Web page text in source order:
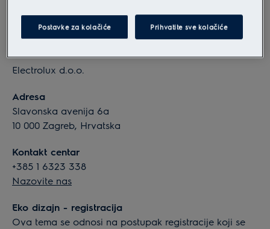
Electrolux d.o.o.
Adresa
Slavonska avenija 6a
10 000 Zagreb, Hrvatska
Kontakt centar
+385 1 6323 338
Nazovite nas
Eko dizajn - registracija
Ova tema se odnosi na postupak registracije koji se
Postavke za kolačiće Prihvatite sve kolačiće